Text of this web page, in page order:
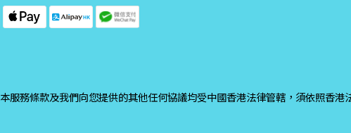
本服務條款及我們向您提供的其他任何協議均受中國香港法律管轄，須依照香港